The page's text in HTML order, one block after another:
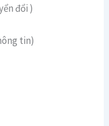
đổi )
tin)